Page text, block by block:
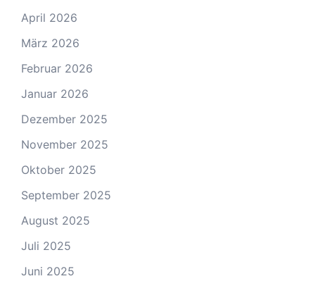
April 2026
März 2026
Februar 2026
Januar 2026
Dezember 2025
November 2025
Oktober 2025
September 2025
August 2025
Juli 2025
Juni 2025